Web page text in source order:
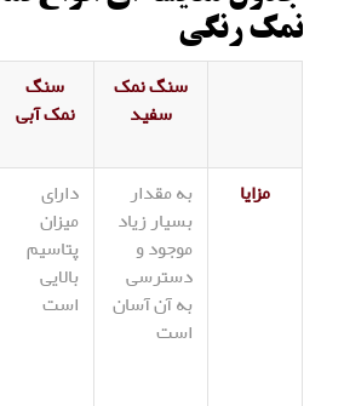
نمک رنگی
سنگ نمک
سفید
سنگ
نمک آبی
مزایا
به مقدار
بسیار زیاد
موجود و
دسترسی
به آن آسان
است
دارای
میزان
پتاسیم
بالایی
است